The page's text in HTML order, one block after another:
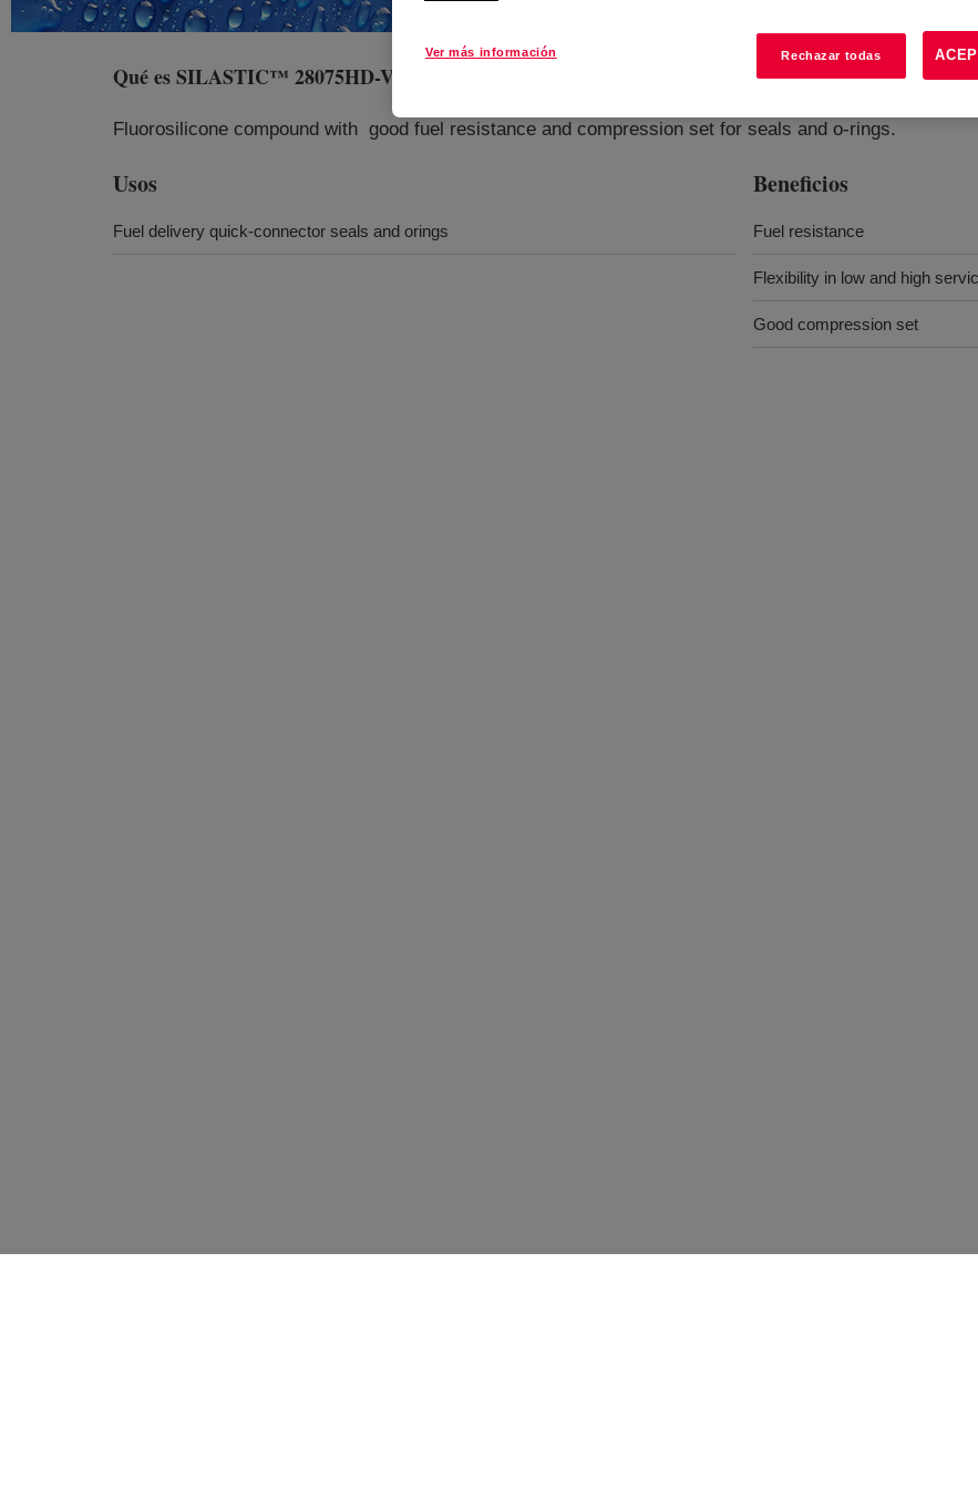
Qué esSILASTIC™ 28075HD-V Fluorosilicone Rubber
Fluorosilicone compound with good fuel resistance and compression set for seals and o-rings.
Usos
Fuel delivery quick-connector seals and orings
Beneficios
Fuel resistance
Flexibility in low and high
Good compression set
Ver más información Rechazar todas